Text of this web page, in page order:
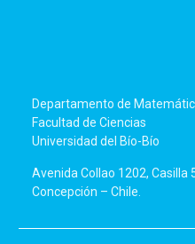
Departamento de
Facultad de Ciencias
Universidad del Bío-Bío
Avenida Collao 1202, Casilla
Concepción – Chile.